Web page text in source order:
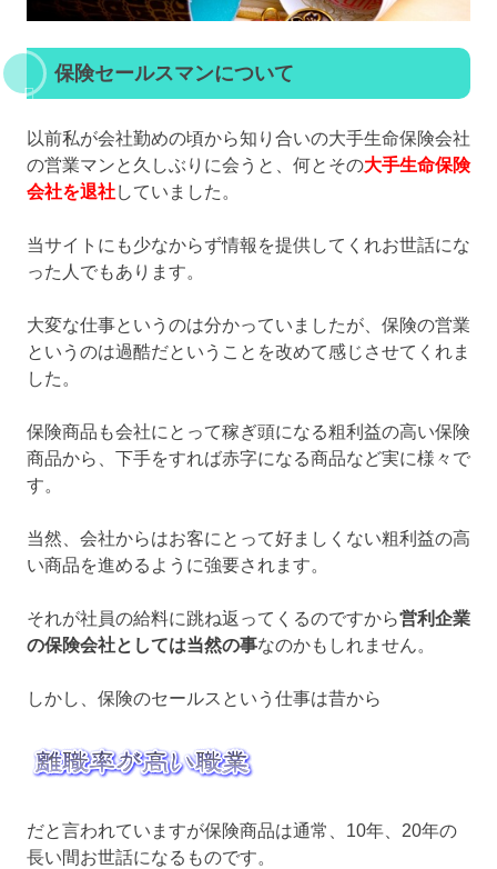
保険セールスマンについて
以前私が会社勤めの頃から知り合いの大手生命保険会社
の営業マンと久しぶりに会うと、何とその大手生命保険
会社を退社していました。
当サイトにも少なからず情報を提供してくれお世話にな
った人でもあります。
大変な仕事というのは分かっていましたが、保険の営業
というのは過酷だということを改めて感じさせてくれま
した。
保険商品も会社にとって稼ぎ頭になる粗利益の高い保険
商品から、下手をすれば赤字になる商品など実に様々で
す。
当然、会社からはお客にとって好ましくない粗利益の高
い商品を進めるように強要されます。
それが社員の給料に跳ね返ってくるのですから営利企業
の保険会社としては当然の事なのかもしれません。
しかし、保険のセールスという仕事は昔から
だと言われていますが保険商品は通常、10年、20年の
長い間お世話になるものです。